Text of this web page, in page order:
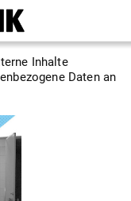
Inhalte
Daten an